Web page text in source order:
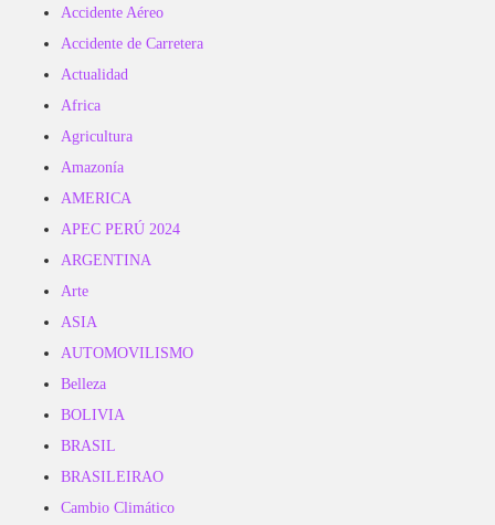
Accidente Aéreo
Accidente de Carretera
Actualidad
Africa
Agricultura
Amazonía
AMERICA
APEC PERÚ 2024
ARGENTINA
Arte
ASIA
AUTOMOVILISMO
Belleza
BOLIVIA
BRASIL
BRASILEIRAO
Cambio Climático